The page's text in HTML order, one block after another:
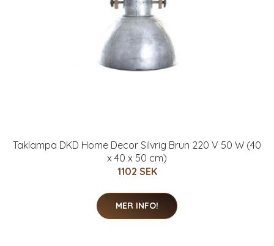
Taklampa DKD Home Decor Silvrig Brun 220 V 50 W (40
x 40 x 50 cm)
1102 SEK
MER INFO!